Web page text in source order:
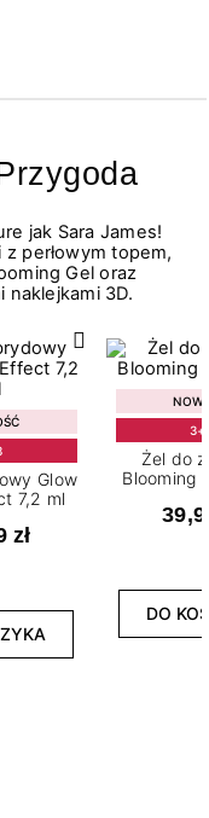
jak Sara James!
perłowym topem,
Gel oraz
naklejkami 3D.
Glow
7,2 ml
zł
Żel do
Blooming
DO